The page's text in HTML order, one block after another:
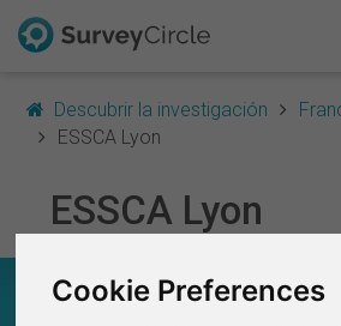
Cookie Preferences
Descubrir la investigación
ESSCA Lyon
ESSCA Lyon
ESSCA LYON – EN
Explorar la